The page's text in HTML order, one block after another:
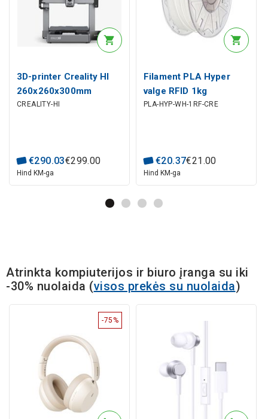
3D-printer Creality HI
260x260x300mm
CREALITY
CREALITY-HI
€290.03€299.00
Hind KM-ga
Filament PLA Hyper
valge RFID 1kg
CREALITY
PLA-HYP-WH-1RF-CRE
€20.37€21.00
Hind KM-ga
Atrinkta kompiuterijos ir biuro įranga su iki
-30% nuolaida (visos prekės su nuolaida)
-75%